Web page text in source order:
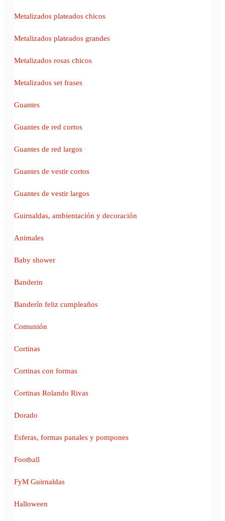
Metalizados plateados chicos
Metalizados plateados grandes
Metalizados rosas chicos
Metalizados set frases
Guantes
Guantes de red cortos
Guantes de red largos
Guantes de vestir cortos
Guantes de vestir largos
Guirnaldas, ambientación y decoración
Animales
Baby shower
Banderin
Banderín feliz cumpleaños
Comunión
Cortinas
Cortinas con formas
Cortinas Rolando Rivas
Dorado
Esferas, formas panales y pompones
Football
FyM Guirnaldas
Halloween